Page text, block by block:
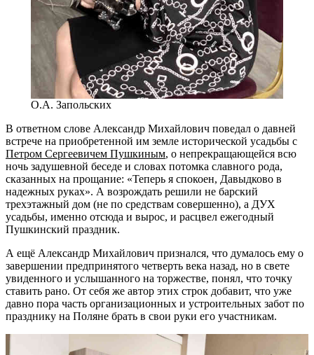
О.А. Запольских
В ответном слове Александр Михайлович поведал о давней
встрече на приобретенной им земле исторической усадьбы с
Петром Сергеевичем Пушкиным, о непрекращающейся всю
ночь задушевной беседе и словах потомка славного рода,
сказанных на прощание: «Теперь я спокоен, Давыдково в
надежных руках». А возрождать решили не барский
трехэтажный дом (не по средствам совершенно), а ДУХ
усадьбы, именно отсюда и вырос, и расцвел ежегодный
Пушкинский праздник.
А ещё Александр Михайлович признался, что думалось ему о
завершении предпринятого четверть века назад, но в свете
увиденного и услышанного на торжестве, понял, что точку
ставить рано. От себя же автор этих строк добавит, что уже
давно пора часть организационных и устроительных забот по
празднику на Поляне брать в свои руки его участникам.